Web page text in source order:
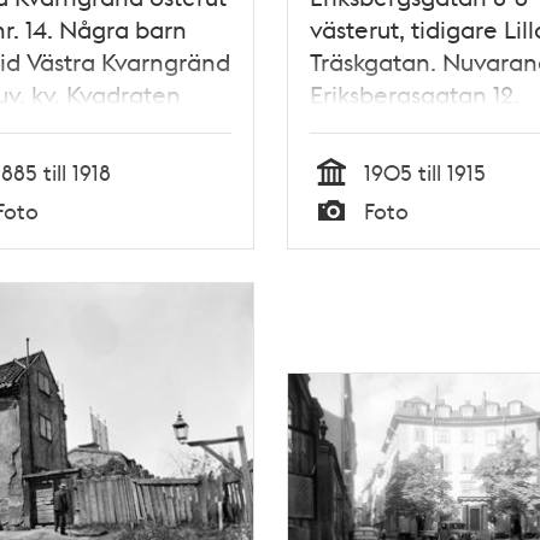
14. Några barn
Västra Kvarngränd
kv. Kvadraten
Allhelgonagatan
Älvsborgsgatan
till 1918
västerut, tidigare
Träskgatan.
Eriksbergsgatan 12.
Bostadshuset i
ligger vid
111, kv. Hägerberget
Tid
1905 till 1915
Typ
Foto